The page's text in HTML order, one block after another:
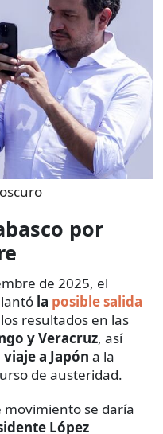
por
de 2025, el
la posible salida
resultados en las
y Veracruz, así
viaje a Japón a la
de austeridad.
se daría
López